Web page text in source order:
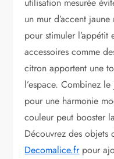
utilisation mesurée
un mur d’accent
pour stimuler
accessoires comme
citron apportent une
l’espace. Combinez
pour une harmonie
couleur peut booster
Découvrez des objets
Decomalice.frpour